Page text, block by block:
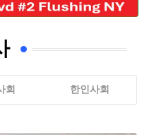
회 한인사회